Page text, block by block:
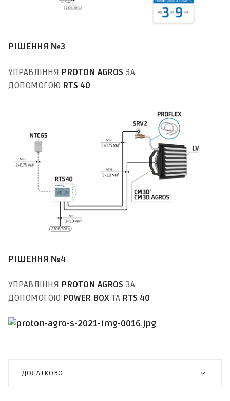
РІШЕННЯ №3
УПРАВЛІННЯ PROTON AGROS ЗА
ДОПОМОГОЮ RTS 40
РІШЕННЯ №4
УПРАВЛІННЯ PROTON AGROS ЗА
ДОПОМОГОЮ POWER BOXТА RTS 40
ДОДАТКОВО